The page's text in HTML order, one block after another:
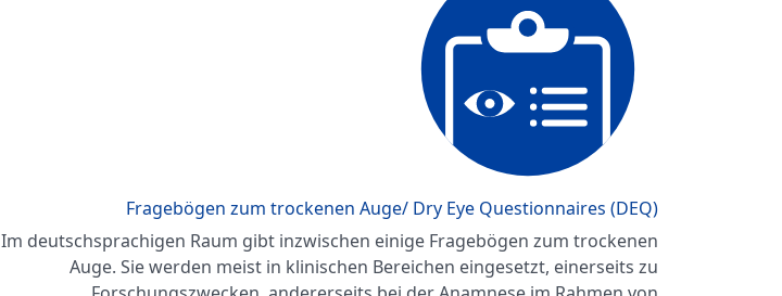
Fragebögen zum trockenen Auge/ Dry Eye Questionnaires (DEQ)
Im deutschsprachigen Raum gibt inzwischen einige Fragebögen zum trockenen
Auge. Sie werden meist in klinischen Bereichen eingesetzt, einerseits zu